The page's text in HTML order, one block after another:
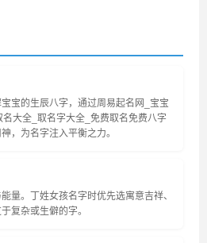
宝宝的生辰八字，通过周易起名网_宝宝
大全_取名字大全_免费取名免费八字
，为名字注入平衡之力。
量。丁姓女孩名字时优先选寓意吉祥、
复杂或生僻的字。